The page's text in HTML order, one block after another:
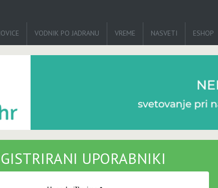
VODNIK PO JADRANU VREME NASVETI ESHOP
UPORABNIKI